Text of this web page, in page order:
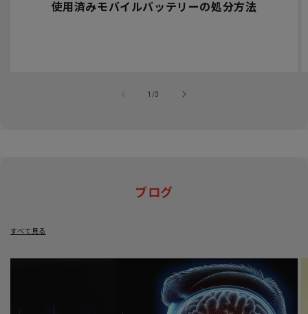
使用済みモバイルバッテリーの処分方法
1 /
の3
ブログ
すべて見る